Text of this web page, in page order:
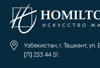
Узбекистан, г. Ташкент, ул.
(71) 233 44 51